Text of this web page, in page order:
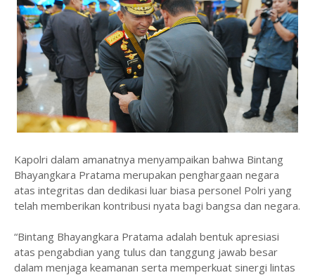
Kapolri dalam amanatnya menyampaikan bahwa Bintang
Bhayangkara Pratama merupakan penghargaan negara
atas integritas dan dedikasi luar biasa personel Polri yang
telah memberikan kontribusi nyata bagi bangsa dan negara.
“Bintang Bhayangkara Pratama adalah bentuk apresiasi
atas pengabdian yang tulus dan tanggung jawab besar
dalam menjaga keamanan serta memperkuat sinergi lintas